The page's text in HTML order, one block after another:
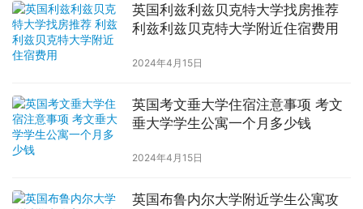
英国利兹利兹贝克特大学找房推荐
利兹利兹贝克特大学附近住宿费用
2024年4月15日
英国考文垂大学住宿注意事项 考文
垂大学学生公寓一个月多少钱
2024年4月15日
英国布鲁内尔大学附近学生公寓攻